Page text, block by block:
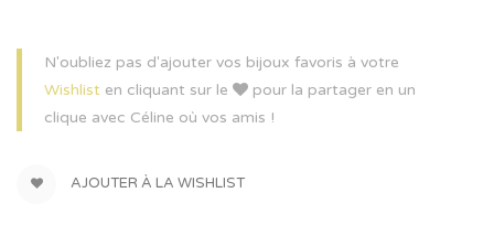
N'oubliez pas d'ajouter vos bijoux favoris à votre
Wishlist en cliquant sur le
pour la partager en un
clique avec Céline où vos amis !
AJOUTER À LA WISHLIST